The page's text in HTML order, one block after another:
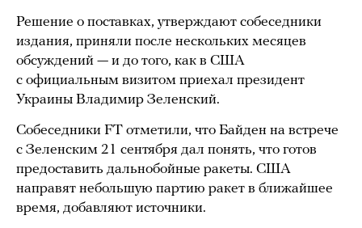
Решение о поставках, утверждают собеседники
издания, приняли после нескольких месяцев
обсуждений — и до того, как в США
с официальным визитом приехал президент
Украины Владимир Зеленский.
Собеседники FT отметили, что Байден на встрече
с Зеленским 21 сентября дал понять, что готов
предоставить дальнобойные ракеты. США
направят небольшую партию ракет в ближайшее
время, добавляют источники.